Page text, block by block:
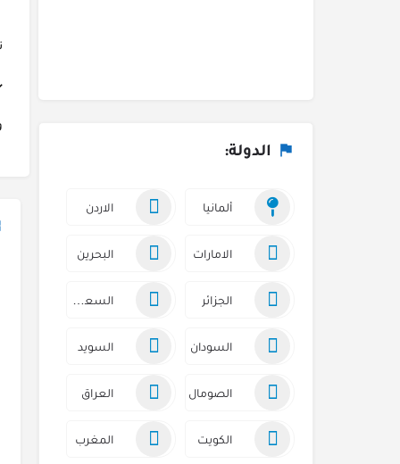
الدولة:
ألمانيا الاردن
الامارات البحرين
الجزائر
السودان السويد
الصومال العراق
الكويت المغرب